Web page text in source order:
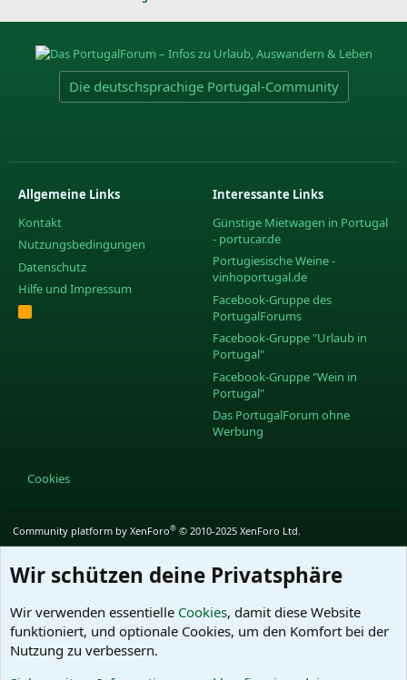
Die deutschsprachige Portugal-Community
Allgemeine Links
Kontakt
Nutzungsbedingungen
Datenschutz
Hilfe und Impressum
R
S
Interessante Links
Günstige Mietwagen in Portugal
- portucar.de
Portugiesische Weine -
vinhoportugal.de
Facebook-Gruppe des
PortugalForums
Facebook-Gruppe "Urlaub in
Portugal"
Facebook-Gruppe "Wein in
Portugal"
Das PortugalForum ohne
Werbung
Cookies
Community platform by XenForo® © 2010-2025 XenForo Ltd.
Wir schützen deine Privatsphäre
Wir verwenden essentielle Cookies, damit diese Website
funktioniert, und optionale Cookies, um den Komfort bei der
Nutzung zu verbessern.